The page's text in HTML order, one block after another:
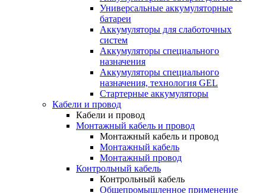
Универсальные аккумуляторные
батареи
Аккумуляторы для слаботочных
систем
Аккумуляторы специального
назначения
Аккумуляторы специального
назначения, технология GEL
Стартерные аккумуляторы
Кабели и провод
Кабели и провод
Монтажный кабель и провод
Монтажный кабель и провод
Монтажный кабель
Монтажный провод
Контрольный кабель
Контрольный кабель
Общепромышленное применение